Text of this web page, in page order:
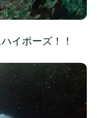
イポーズ！！